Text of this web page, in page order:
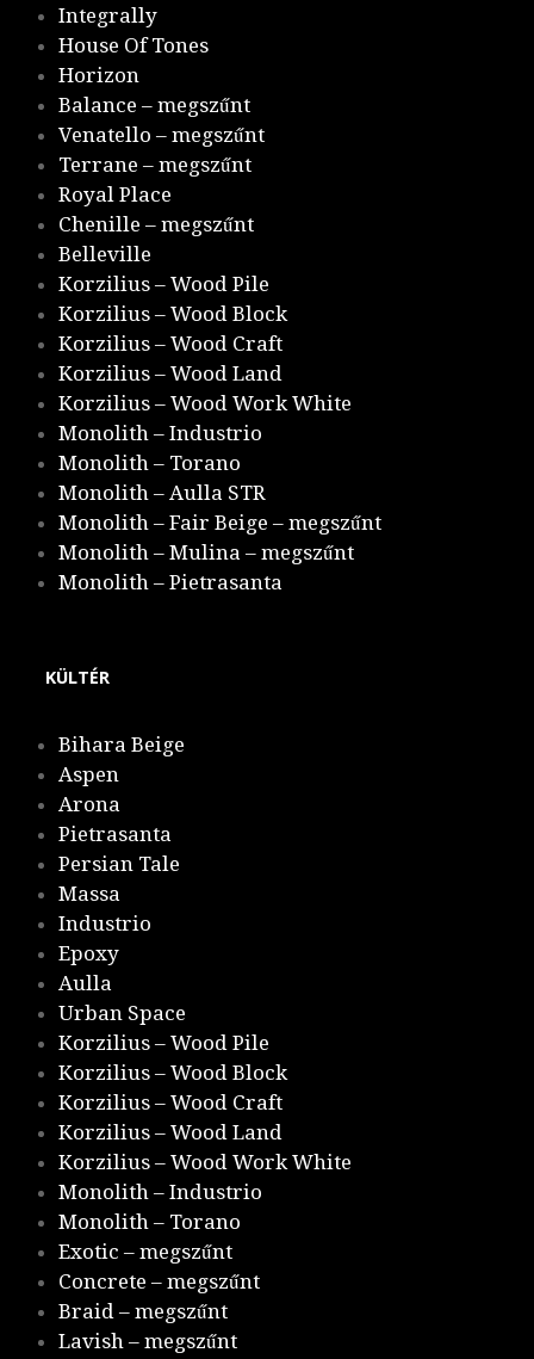
Integrally
House Of Tones
Horizon
Balance – megszűnt
Venatello – megszűnt
Terrane – megszűnt
Royal Place
Chenille – megszűnt
Belleville
Korzilius – Wood Pile
Korzilius – Wood Block
Korzilius – Wood Craft
Korzilius – Wood Land
Korzilius – Wood Work White
Monolith – Industrio
Monolith – Torano
Monolith – Aulla STR
Monolith – Fair Beige – megszűnt
Monolith – Mulina – megszűnt
Monolith – Pietrasanta
KÜLTÉR
Bihara Beige
Aspen
Arona
Pietrasanta
Persian Tale
Massa
Industrio
Epoxy
Aulla
Urban Space
Korzilius – Wood Pile
Korzilius – Wood Block
Korzilius – Wood Craft
Korzilius – Wood Land
Korzilius – Wood Work White
Monolith – Industrio
Monolith – Torano
Exotic – megszűnt
Concrete – megszűnt
Braid – megszűnt
Lavish – megszűnt